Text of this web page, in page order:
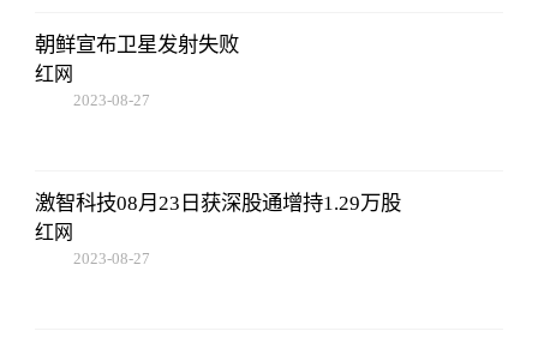
朝鲜宣布卫星发射失败
红网
2023-08-27
激智科技08月23日获深股通增持1.29万股
红网
2023-08-27